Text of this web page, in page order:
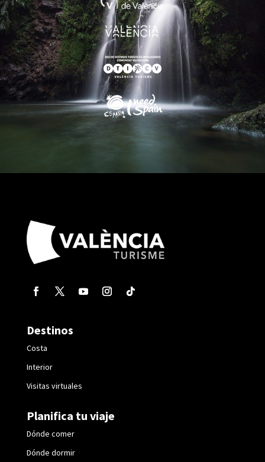
Destinos
Costa
Interior
Visitas virtuales
Planifica tu viaje
Dónde comer
Dónde dormir